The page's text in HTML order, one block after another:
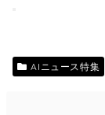
AIニュース特集